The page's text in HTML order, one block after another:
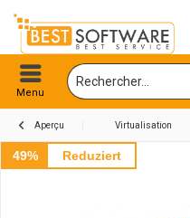
Menu
Aperçu Virtualisation
49% Reduziert